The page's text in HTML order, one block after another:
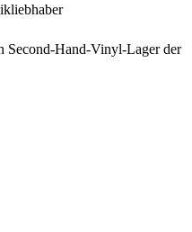
Second-Hand-Vinyl-Lager der